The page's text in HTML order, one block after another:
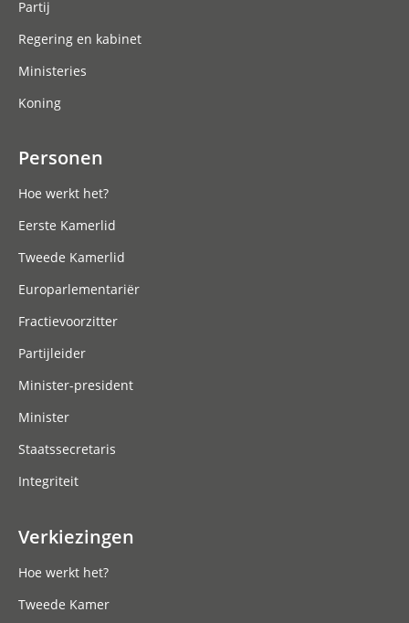
Partij
Regering en kabinet
Ministeries
Koning
Personen
Hoe werkt het?
Eerste Kamerlid
Tweede Kamerlid
Europarlementariër
Fractievoorzitter
Partijleider
Minister-president
Minister
Staatssecretaris
Integriteit
Verkiezingen
Hoe werkt het?
Tweede Kamer